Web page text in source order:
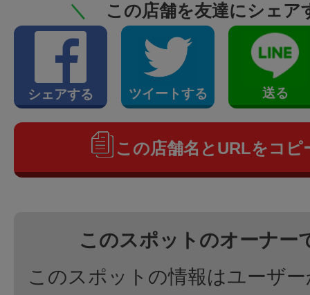
＼ この店舗を友達にシェア
シェアする ツイートする 送る
この店舗名とURLをコピ
このスポットのオーナー
このスポットの情報はユーザ